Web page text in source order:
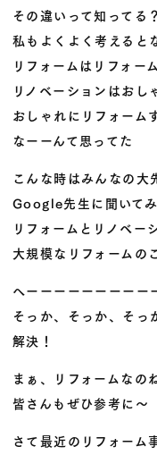
その違いって知ってる
私もよくよく考えると
リフォームはリフォー
リノベーションはおし
おしゃれにリフォーム
なーーんて思ってた
こんな時はみんなの大
Google先生に聞いてみ
リフォームとリノベー
大規模なリフォームの
へーーーーーーーーー
そっか、そっか、そっ
解決！
まぁ、リフォームなの
皆さんもぜひ参考に～
さて最近のリフォーム